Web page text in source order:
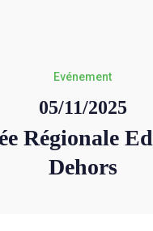
Evénement
05/11/2025
Régionale
Dehors